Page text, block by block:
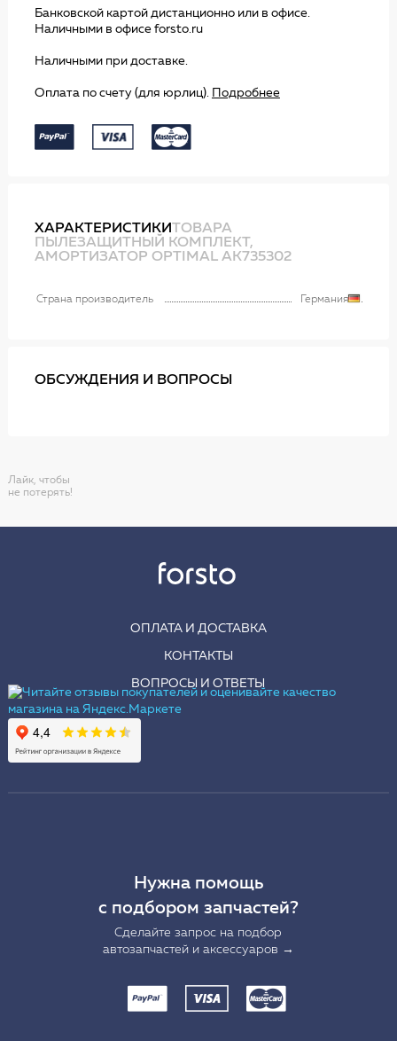
Банковской картой дистанционно или в офисе.
Наличными в офисе forsto.ru
Наличными при доставке.
Оплата по счету (для юрлиц). Подробнее
ХАРАКТЕРИСТИКИТОВАРА
ПЫЛЕЗАЩИТНЫЙ КОМПЛЕКТ,
АМОРТИЗАТОР OPTIMAL AK735302
Страна производитель Германия
ОБСУЖДЕНИЯ И ВОПРОСЫ
Лайк, чтобы
не потерять!
ОПЛАТА И ДОСТАВКА
КОНТАКТЫ
ВОПРОСЫ И ОТВЕТЫ
Нужна помощь
с подбором запчастей?
Сделайте запрос на подбор
автозапчастей и аксессуаров →